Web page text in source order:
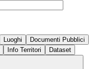
Luoghi
Documenti Pubblici
Info Territori Dataset